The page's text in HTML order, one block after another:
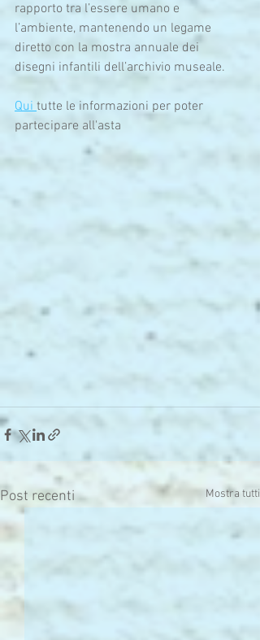
rapporto tra l’essere umano e
l’ambiente, mantenendo un legame
diretto con la mostra annuale dei
disegni infantili dell’archivio museale.
Qui tutte le informazioni per poter
partecipare all'asta
Post recenti Mostra tutti